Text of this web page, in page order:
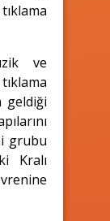
ve
geldiği
grubu
Kralı